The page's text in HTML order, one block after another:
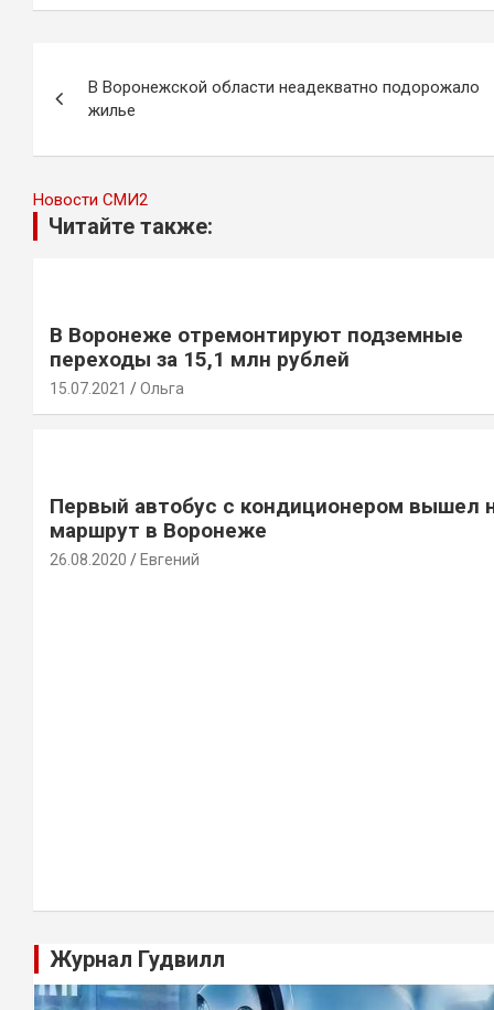
по
записям
В Воронежской области неадекватно подорожало
жилье
Новости СМИ2
Читайте также:
В Воронеже отремонтируют подземные
переходы за 15,1 млн рублей
15.07.2021 Ольга
Первый автобус с кондиционером вышел
маршрут в Воронеже
26.08.2020 Евгений
Журнал Гудвилл